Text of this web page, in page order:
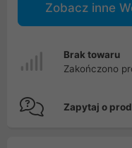
Zobacz inne
Brak towaru
Zakończono
Zapytaj o